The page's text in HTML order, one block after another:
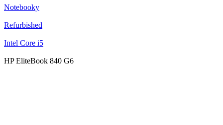
Notebooky
Refurbished
Intel Core i5
HP EliteBook 840 G6